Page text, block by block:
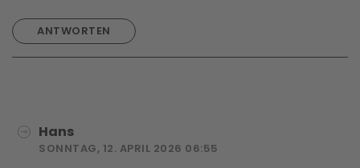
ANTWORTEN
Hans
SONNTAG, 12. APRIL 2026 06:55